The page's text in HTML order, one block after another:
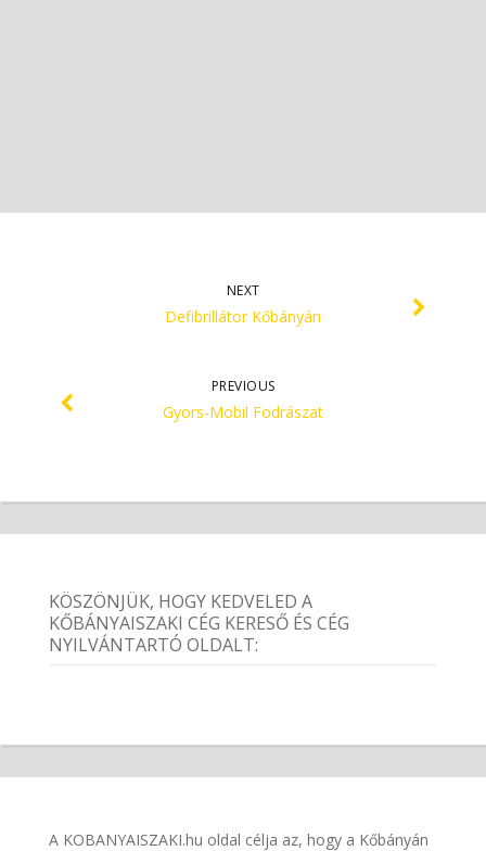
NEXT
Defibrillátor Kőbányán
PREVIOUS
Gyors-Mobil Fodrászat
KÖSZÖNJÜK, HOGY KEDVELED A
KŐBÁNYAISZAKI CÉG KERESŐ ÉS CÉG
NYILVÁNTARTÓ OLDALT:
A KOBANYAISZAKI.hu oldal célja az, hogy a Kőbányán